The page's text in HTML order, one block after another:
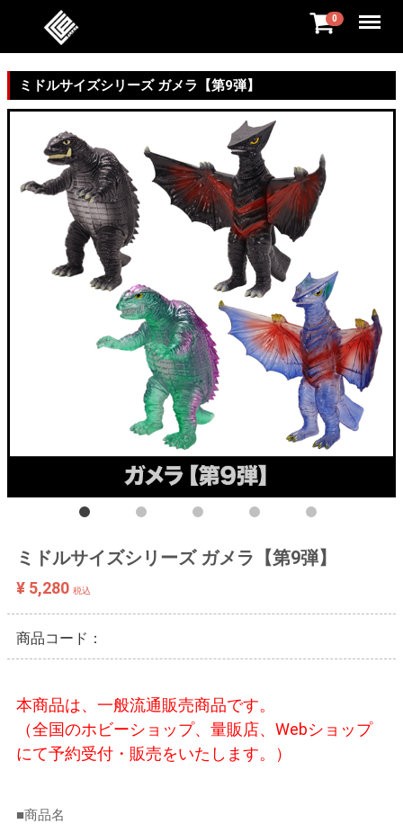
0 Menu
ミドルサイズシリーズ ガメラ【第9弾】
ミドルサイズシリーズ ガメラ【第9弾】
¥ 5,280 税込
商品コード：
本商品は、一般流通販売商品です。
（全国のホビーショップ、量販店、Webショップ
にて予約受付・販売をいたします。）
■商品名